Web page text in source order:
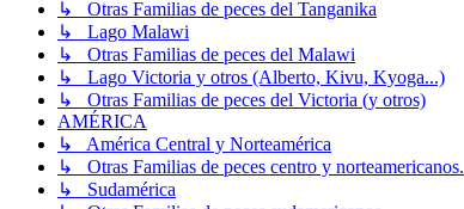
↳ Otras Familias de peces del Tanganika
↳ Lago Malawi
↳ Otras Familias de peces del Malawi
↳ Lago Victoria y otros (Alberto, Kivu, Kyoga...)
↳ Otras Familias de peces del Victoria (y otros)
AMÉRICA
↳ América Central y Norteamérica
↳ Otras Familias de peces centro y norteamericanos.
↳ Sudamérica